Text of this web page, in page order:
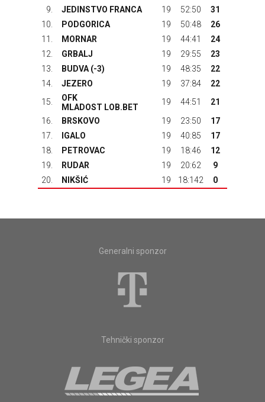
9.
JEDINSTVO FRANCA 19 52:50
31
10.
PODGORICA 19 50:48
26
11.
MORNAR 19 44:41
24
12.
GRBALJ 19 29:55
23
13.
BUDVA (-3) 19 48:35
22
14.
JEZERO 19 37:84
22
15.
OFK
MLADOST LOB.BET
19 44:51
21
16.
BRSKOVO 19 23:50
17
17.
IGALO 19 40:85
17
18.
PETROVAC 19 18:46
12
19.
RUDAR 19 20:62
9
20.
NIKŠIĆ 19 18:142 0
Generalni sponzor
Tehnički sponzor